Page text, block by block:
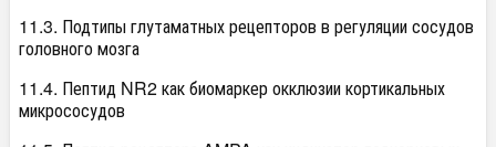
11.3. Подтипы глутаматных рецепторов в регуляции сосудов
головного мозга
11.4. Пептид NR2 как биомаркер окклюзии кортикальных
микрососудов